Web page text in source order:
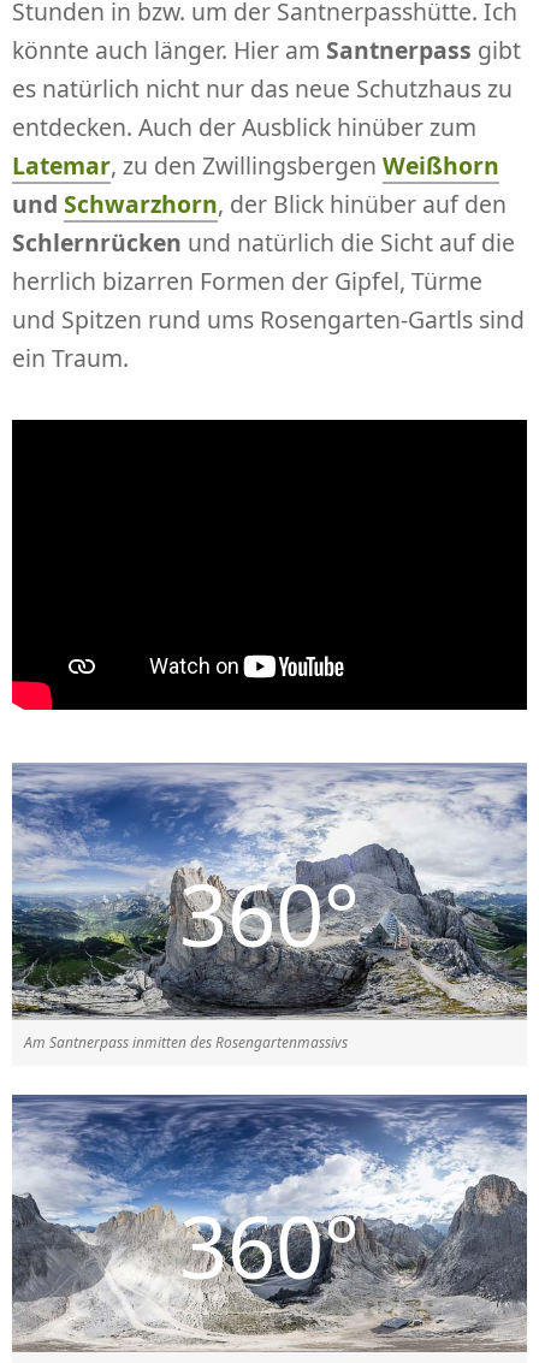
Stunden in bzw. um der Santnerpasshütte. Ich
könnte auch länger. Hier am Santnerpass gibt
es natürlich nicht nur das neue Schutzhaus zu
entdecken. Auch der Ausblick hinüber zum
Latemar, zu den Zwillingsbergen Weißhorn
und Schwarzhorn, der Blick hinüber auf den
Schlernrücken und natürlich die Sicht auf die
herrlich bizarren Formen der Gipfel, Türme
und Spitzen rund ums Rosengarten-Gartls sind
ein Traum.
Am Santnerpass inmitten des Rosengartenmassivs